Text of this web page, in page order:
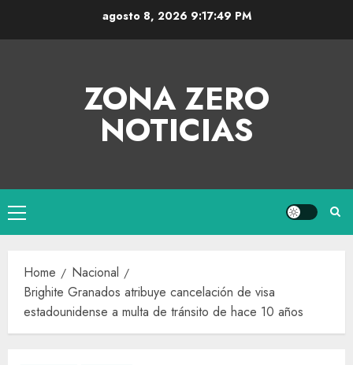
agosto 8, 2026 9:17:49 PM
ZONA ZERO
NOTICIAS
Home
Nacional
Brighite Granados atribuye cancelación de visa
estadounidense a multa de tránsito de hace 10 años